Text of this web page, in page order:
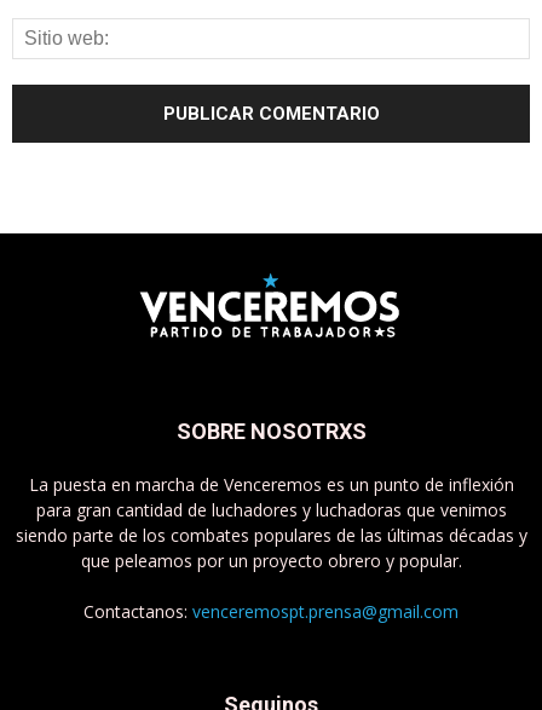
SOBRE NOSOTRXS
La puesta en marcha de Venceremos es un punto de inflexión
para gran cantidad de luchadores y luchadoras que venimos
siendo parte de los combates populares de las últimas décadas y
que peleamos por un proyecto obrero y popular.
Contactanos: venceremospt.prensa@gmail.com
Seguinos